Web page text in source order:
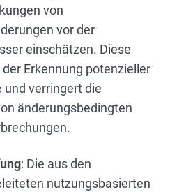
von
vor der
einschätzen. Diese
Erkennung potenzieller
und verringert die
änderungsbedingten
: Die aus den
nutzungsbasierten